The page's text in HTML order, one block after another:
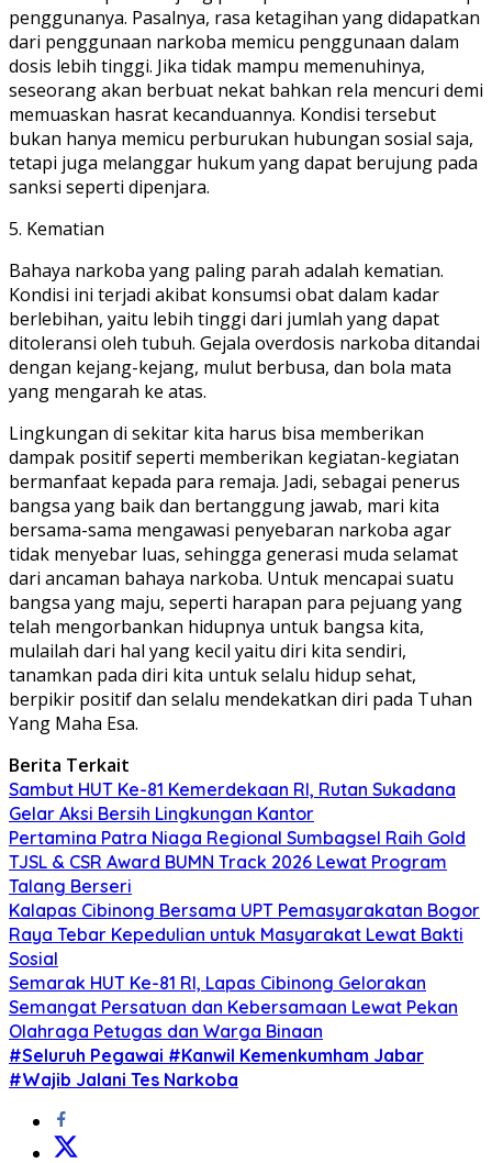
penggunanya. Pasalnya, rasa ketagihan yang didapatkan
dari penggunaan narkoba memicu penggunaan dalam
dosis lebih tinggi. Jika tidak mampu memenuhinya,
seseorang akan berbuat nekat bahkan rela mencuri demi
memuaskan hasrat kecanduannya. Kondisi tersebut
bukan hanya memicu perburukan hubungan sosial saja,
tetapi juga melanggar hukum yang dapat berujung pada
sanksi seperti dipenjara.
5. Kematian
Bahaya narkoba yang paling parah adalah kematian.
Kondisi ini terjadi akibat konsumsi obat dalam kadar
berlebihan, yaitu lebih tinggi dari jumlah yang dapat
ditoleransi oleh tubuh. Gejala overdosis narkoba ditandai
dengan kejang-kejang, mulut berbusa, dan bola mata
yang mengarah ke atas.
Lingkungan di sekitar kita harus bisa memberikan
dampak positif seperti memberikan kegiatan-kegiatan
bermanfaat kepada para remaja. Jadi, sebagai penerus
bangsa yang baik dan bertanggung jawab, mari kita
bersama-sama mengawasi penyebaran narkoba agar
tidak menyebar luas, sehingga generasi muda selamat
dari ancaman bahaya narkoba. Untuk mencapai suatu
bangsa yang maju, seperti harapan para pejuang yang
telah mengorbankan hidupnya untuk bangsa kita,
mulailah dari hal yang kecil yaitu diri kita sendiri,
tanamkan pada diri kita untuk selalu hidup sehat,
berpikir positif dan selalu mendekatkan diri pada Tuhan
Yang Maha Esa.
Berita Terkait
Sambut HUT Ke-81 Kemerdekaan RI, Rutan Sukadana
Gelar Aksi Bersih Lingkungan Kantor
Pertamina Patra Niaga Regional Sumbagsel Raih Gold
TJSL & CSR Award BUMN Track 2026 Lewat Program
Talang Berseri
Kalapas Cibinong Bersama UPT Pemasyarakatan Bogor
Raya Tebar Kepedulian untuk Masyarakat Lewat Bakti
Sosial
Semarak HUT Ke-81 RI, Lapas Cibinong Gelorakan
Semangat Persatuan dan Kebersamaan Lewat Pekan
Olahraga Petugas dan Warga Binaan
#Seluruh Pegawai #Kanwil Kemenkumham Jabar
#Wajib Jalani Tes Narkoba